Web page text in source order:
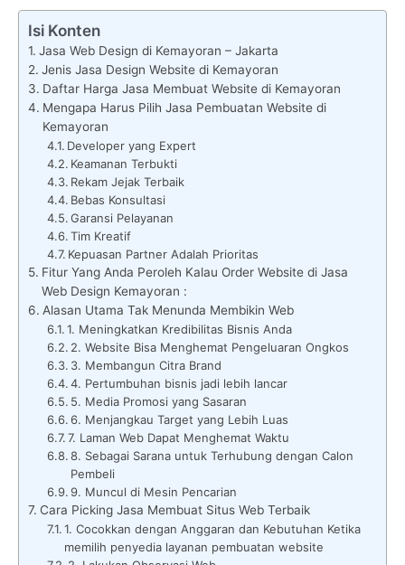
Isi Konten
Jasa Web Design di Kemayoran – Jakarta
Jenis Jasa Design Website di Kemayoran
Daftar Harga Jasa Membuat Website di Kemayoran
Mengapa Harus Pilih Jasa Pembuatan Website di
Kemayoran
Developer yang Expert
Keamanan Terbukti
Rekam Jejak Terbaik
Bebas Konsultasi
Garansi Pelayanan
Tim Kreatif
Kepuasan Partner Adalah Prioritas
Fitur Yang Anda Peroleh Kalau Order Website di Jasa
Web Design Kemayoran :
Alasan Utama Tak Menunda Membikin Web
1. Meningkatkan Kredibilitas Bisnis Anda
2. Website Bisa Menghemat Pengeluaran Ongkos
3. Membangun Citra Brand
4. Pertumbuhan bisnis jadi lebih lancar
5. Media Promosi yang Sasaran
6. Menjangkau Target yang Lebih Luas
7. Laman Web Dapat Menghemat Waktu
8. Sebagai Sarana untuk Terhubung dengan Calon
Pembeli
9. Muncul di Mesin Pencarian
Cara Picking Jasa Membuat Situs Web Terbaik
1. Cocokkan dengan Anggaran dan Kebutuhan Ketika
memilih penyedia layanan pembuatan website